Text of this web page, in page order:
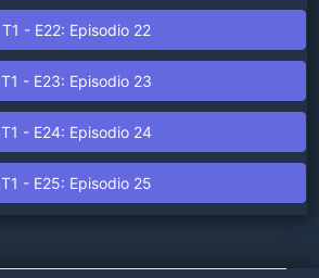
T1 - E22: Episodio 22
T1 - E23: Episodio 23
T1 - E24: Episodio 24
T1 - E25: Episodio 25